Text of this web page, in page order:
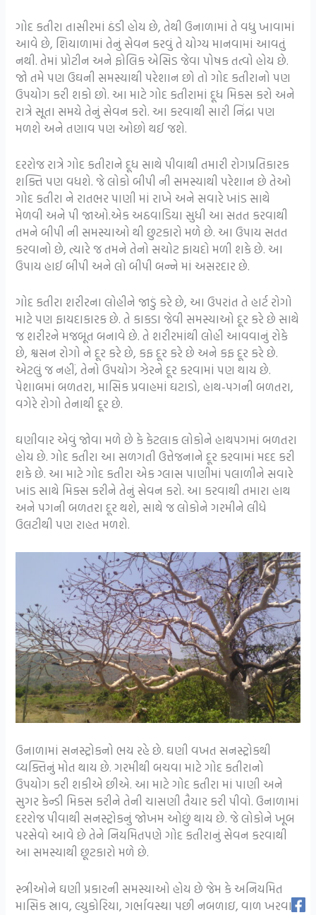
ગોદ કતીરા તાસીરમાં ઠંડી હોય છે, તેથી ઉનાળામાં તે વધુ ખાવામાં
આવે છે, શિયાળામાં તેનું સેવન કરવું તે યોગ્ય માનવામાં આવતું
નથી. તેમાં પ્રોટીન અને ફોલિક એસિડ જેવા પોષક તત્વો હોય છે.
જો તમે પણ ઉઘની સમસ્યાથી પરેશાન છો તો ગોદ કતીરાનો પણ
ઉપયોગ કરી શકો છો. આ માટે ગોદ કતીરામાં દૂધ મિકસ કરો અને
રાત્રે સૂતા સમયે તેનું સેવન કરો. આ કરવાથી સારી નિંદ્રા પણ
મળશે અને તણાવ પણ ઓછો થઈ જશે.
દરરોજ રાત્રે ગોદ કતીરાને દૂધ સાથે પીવાથી તમારી રોગપ્રતિકારક
શક્તિ પણ વધશે. જે લોકો બીપી ની સમસ્યાથી પરેશાન છે તેઓ
ગોદ કતીરા ને રાતભર પાણી માં રાખે અને સવારે ખાંડ સાથે
મેળવી અને પી જાઓ.એક અઠવાડિયા સુધી આ સતત કરવાથી
તમને બીપી ની સમસ્યાઓ થી છુટકારો મળે છે. આ ઉપાય સતત
કરવાનો છે, ત્યારે જ તમને તેનો સચોટ ફાયદો મળી શકે છે. આ
ઉપાય હાઈ બીપી અને લો બીપી બન્ને માં અસરદાર છે.
ગોદ કતીરા શરીરના લોહીને જાડું કરે છે, આ ઉપરાંત તે હાર્ટ રોગો
માટે પણ ફાયદાકારક છે. તે કાકડા જેવી સમસ્યાઓ દૂર કરે છે સાથે
જ શરીરને મજબૂત બનાવે છે. તે શરીરમાંથી લોહી આવવાનું રોકે
છે, શ્વસન રોગો ને દૂર કરે છે, કફ દૂર કરે છે અને કફ દૂર કરે છે.
એટલું જ નહીં, તેનો ઉપયોગ ઝેરને દૂર કરવામાં પણ થાય છે.
પેશાબમાં બળતરા, માસિક પ્રવાહમાં ઘટાડો, હાથ-પગની બળતરા,
વગેરે રોગો તેનાથી દૂર છે.
ઘણીવાર એવું જોવા મળે છે કે કેટલાક લોકોને હાથપગમાં બળતરા
હોય છે. ગોદ કતીરા આ સળગતી ઉત્તેજનાને દૂર કરવામાં મદદ કરી
શકે છે. આ માટે ગોદ કતીરા એક ગ્લાસ પાણીમાં પલાળીને સવારે
ખાંડ સાથે મિક્સ કરીને તેનું સેવન કરો. આ કરવાથી તમારા હાથ
અને પગની બળતરા દૂર થશે, સાથે જ લોકોને ગરમીને લીધે
ઉલટીથી પણ રાહત મળશે.
ઉનાળામાં સનસ્ટ્રોકનો ભય રહે છે. ઘણી વખત સનસ્ટ્રોકથી
વ્યક્તિનું મોત થાય છે. ગરમીથી બચવા માટે ગોદ કતીરાનો
ઉપયોગ કરી શકીએ છીએ. આ માટે ગોદ કતીરા માં પાણી અને
સુગર કેન્ડી મિકસ કરીને તેની ચાસણી તૈયાર કરી પીવો. ઉનાળામાં
દરરોજ પીવાથી સનસ્ટ્રોકનું જોખમ ઓછું થાય છે. જે લોકોને ખૂબ
પરસેવો આવે છે તેને નિયમિતપણે ગોદ કતીરાનું સેવન કરવાથી
આ સમસ્યાથી છૂટકારો મળે છે.
સ્ત્રીઓને ઘણી પ્રકારની સમસ્યાઓ હોય છે જેમ કે અનિયમિત
માસિક સ્રાવ, લ્યુકોરિયા, ગર્ભાવસ્થા પછી નબળાઇ, વાળ ખરવા,